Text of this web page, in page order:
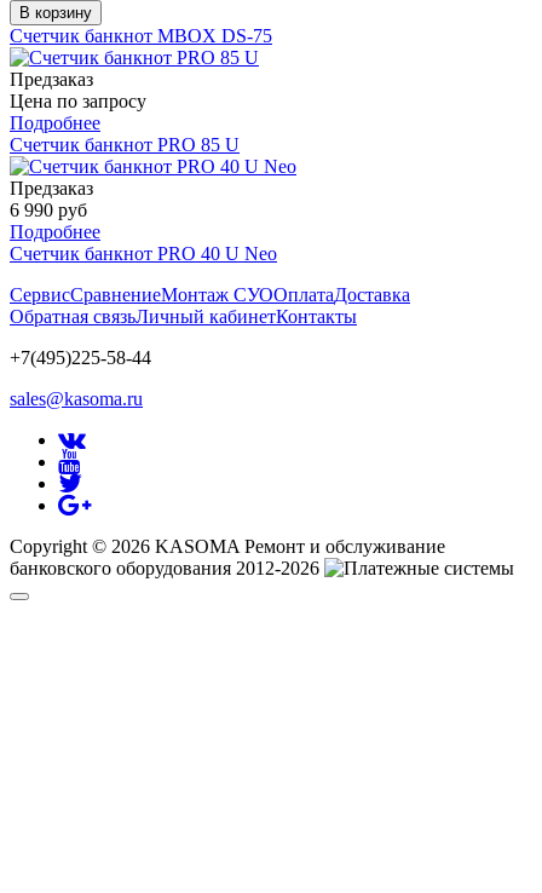
В корзину
Счетчик банкнот MBOX DS-75
Предзаказ
Цена по запросу
Подробнее
Счетчик банкнот PRO 85 U
Предзаказ
6 990 руб
Подробнее
Счетчик банкнот PRO 40 U Neo
СервисСравнениеМонтаж СУООплатаДоставка
Обратная связьЛичный кабинетКонтакты
+7(495)225-58-44
sales@kasoma.ru
Copyright © 2026 KASOMA Ремонт и обслуживание
банковского оборудования 2012-2026